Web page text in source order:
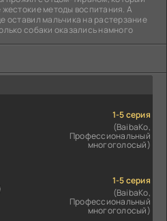
методы воспитания. А
оставил мальчика на растерзание
собаки оказались намного
1-5 серия
(BaibaKo,
Профессиональный
многоголосый)
1-5 серия
(BaibaKo,
Профессиональный
многоголосый)